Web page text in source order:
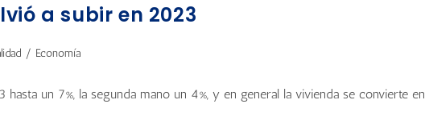
a subir en 2023
/ Economía
un 7%, la segunda mano un 4%, y en general la vivienda se convierte en